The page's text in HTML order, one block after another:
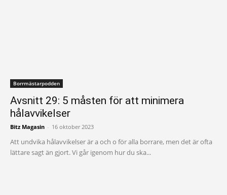
Borrmästarpodden
Avsnitt 29: 5 måsten för att minimera
hålavvikelser
Bitz Magasin - 16 oktober 2023
Att undvika hålavvikelser är a och o för alla borrare, men det är ofta
lättare sagt än gjort. Vi går igenom hur du ska...